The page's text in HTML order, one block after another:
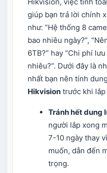
giúp bạn trả lời chính
như: “Hệ thống 8
bao nhiêu ngày?”,
6TB?” hay “Chi phí
nhiêu?”. Dưới đây là
nhất bạn nên tính
Hikvision trước khi lắp
Tránh hết dung
người lắp xong
7-10 ngày thay
muốn, dẫn đến
trọng.